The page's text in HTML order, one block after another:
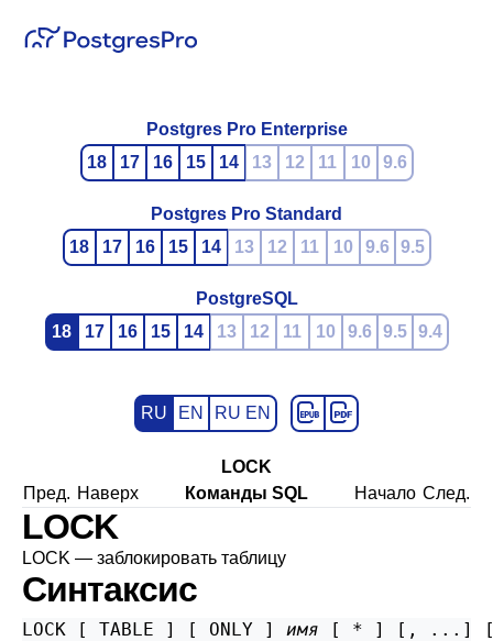
Postgres Pro Enterprise
18
17 16 15 14 13 12 11 10 9.6
Postgres Pro Standard
18
17 16 15 14 13 12 11 10 9.6 9.5
PostgreSQL
18
17 16 15 14 13 12 11 10 9.6 9.5 9.4
RU EN RU EN
LOCK
Пред. Наверх Команды SQL Начало След.
LOCK
LOCK — заблокировать таблицу
Синтаксис
LOCK [ TABLE ] [ ONLY ] имя [ * ] [, ...]